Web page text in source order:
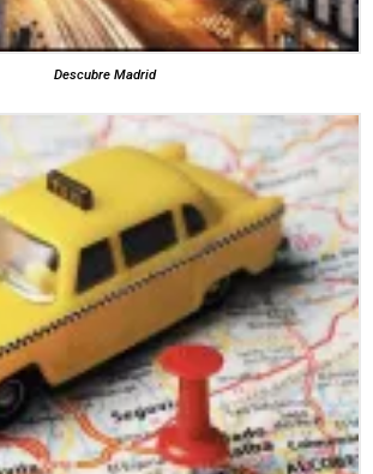
Descubre Madrid